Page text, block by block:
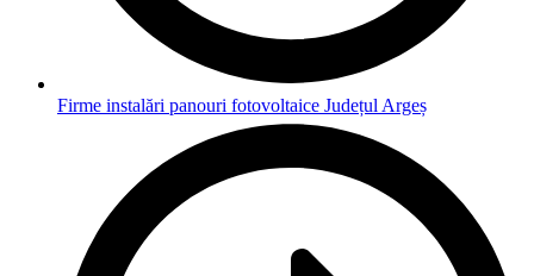
Firme instalări panouri fotovoltaice Județul Argeș